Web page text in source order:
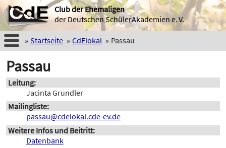
Club der Ehemaligen
der Deutschen SchülerAkademien e. V.
Startseite CdElokal Passau
Passau
Leitung
Jacinta Grundler
Mailingliste
passau@cdelokal.cde-ev.de
Weitere Infos und Beitritt
Datenbank